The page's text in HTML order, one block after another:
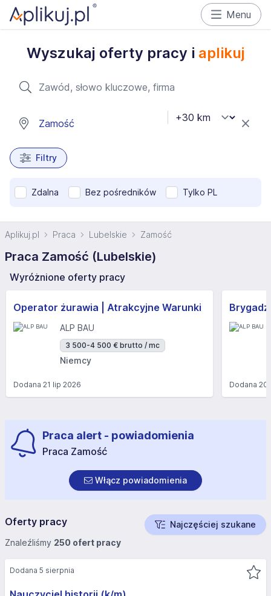
Menu
Wyszukaj oferty pracy i aplikuj
Filtry
Zdalna Bez pośredników Tylko PL
Aplikuj.pl Praca Lubelskie Zamość
Praca Zamość (Lubelskie)
Wyróżnione oferty pracy
Operator żurawia | Atrakcyjne Warunki
ALP BAU
3 500-4 500 € brutto / mc
Niemcy
Dodana 21 lip 2026 Dodana20
Praca alert - powiadomienia
Praca Zamość
Włącz powiadomienia
Oferty pracy
Najczęściej szukane
Znaleźliśmy 250 ofert pracy
Dodana 5 sierpnia